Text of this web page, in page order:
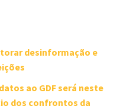
desinformação e
ao GDF será neste
dos confrontos da